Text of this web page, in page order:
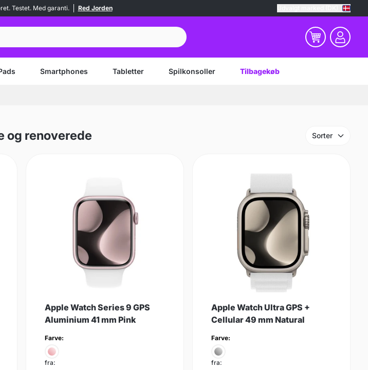
Testet. Med garanti. Red Jorden
Smartphones Tabletter Spilkonsoller Tilbagekøb
og renoverede Sorter
Apple Watch Series 9 GPS
Aluminium 41 mm Pink
Farve:
fra:
Apple Watch Ultra GPS +
Cellular 49 mm Natural
Farve:
fra: